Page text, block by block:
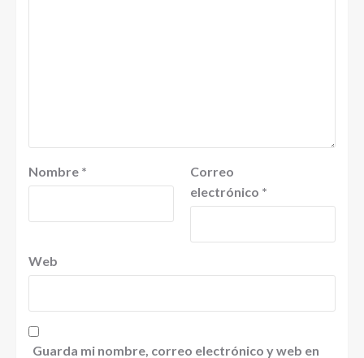
Nombre *
Correo
electrónico *
Web
Guarda mi nombre, correo electrónico y web en